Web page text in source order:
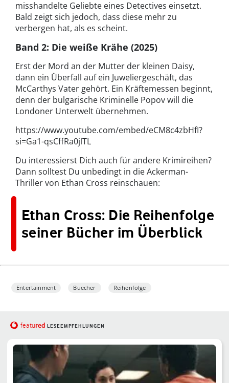
misshandelte Geliebte eines Detectives einsetzt.
Bald zeigt sich jedoch, dass diese mehr zu
verbergen hat, als es scheint.
Band 2: Die weiße Krähe (2025)
Erst der Mord an der Mutter der kleinen Daisy,
dann ein Überfall auf ein Juweliergeschäft, das
McCarthys Vater gehört. Ein Kräftemessen beginnt,
denn der bulgarische Kriminelle Popov will die
Londoner Unterwelt übernehmen.
https://www.youtube.com/embed/eCM8c4zbHfI?
si=Ga1-qsCffRa0jlTL
Du interessierst Dich auch für andere Krimireihen?
Dann solltest Du unbedingt in die Ackerman-
Thriller von Ethan Cross reinschauen:
Ethan Cross: Die Reihenfolge
seiner Bücher im Überblick
Entertainment Buecher Reihenfolge
featured LESEEMPFEHLUNGEN